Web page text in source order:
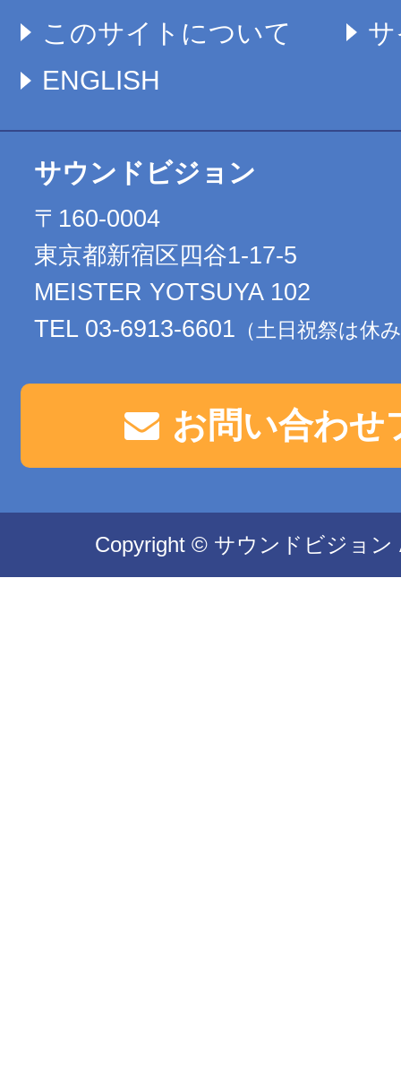
このサイトについて
ENGLISH
サウンドビジョン
〒160-0004
東京都新宿区四谷1-17-5
MEISTER YOTSUYA 102
TEL 03-6913-6601 （土日祝祭は休
お問い合わせ
Copyright © サウンドビジョン